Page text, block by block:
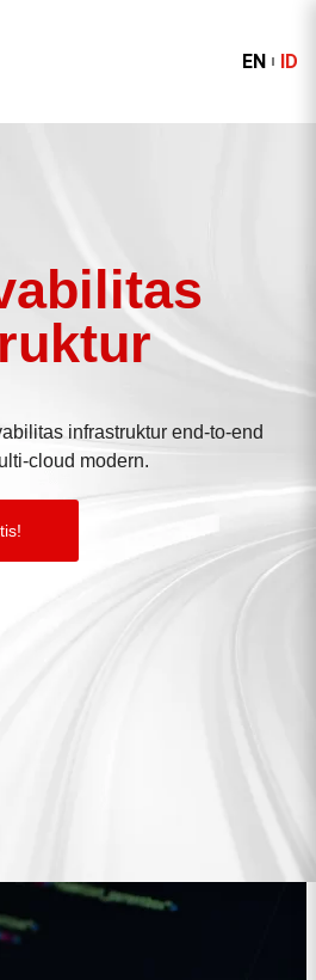
EN ID
infrastruktur end-to-end
cloud modern.